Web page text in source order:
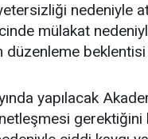
nedeniyle
mülakat
düzenleme
yapılacak
netleşmesi